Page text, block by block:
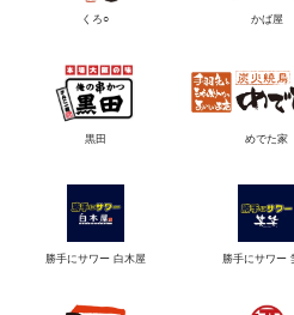
くろ○ かば屋
黒田 めでた家
勝手にサワー 白木屋 勝手にサワー